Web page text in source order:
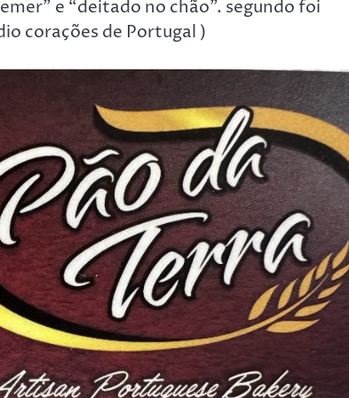
e “deitado no chão”. segundo foi
corações de Portugal )